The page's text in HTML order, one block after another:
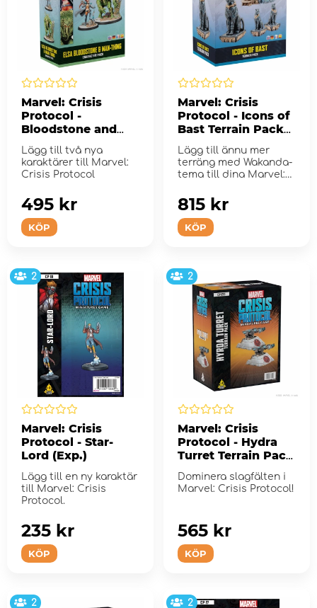
Marvel: Crisis
Protocol -
Bloodstone and
Man-Thing (Exp.)
Lägg till två nya
karaktärer till Marvel:
Crisis Protocol
KÖP
495 kr
Marvel: Crisis
Protocol - Icons of
Bast Terrain Pack
(Exp.)
Lägg till ännu mer
terräng med Wakanda-
tema till dina Marvel:
KÖP
815 kr
2
Marvel: Crisis
Protocol - Star-
Lord (Exp.)
Lägg till en ny karaktär
till Marvel: Crisis
Protocol.
KÖP
235 kr
2
Marvel: Crisis
Protocol - Hydra
Turret Terrain Pack
(Exp.)
Dominera slagfälten i
Marvel: Crisis Protocol!
KÖP
565 kr
2 2